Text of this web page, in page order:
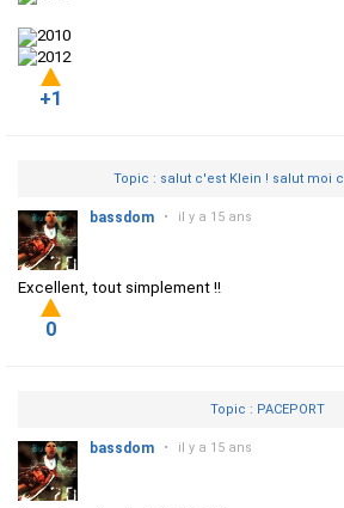
+1
Topic : salut c'est Klein ! salut moi
bassdom • il y a 15 ans
Excellent, tout simplement !!
0
Topic : PACEPORT
bassdom • il y a 15 ans